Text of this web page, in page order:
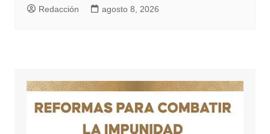
Redacción agosto 8, 2026